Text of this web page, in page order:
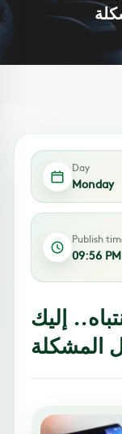
Day
Monday
Publish
09:56 PM
إليك
المشكلة